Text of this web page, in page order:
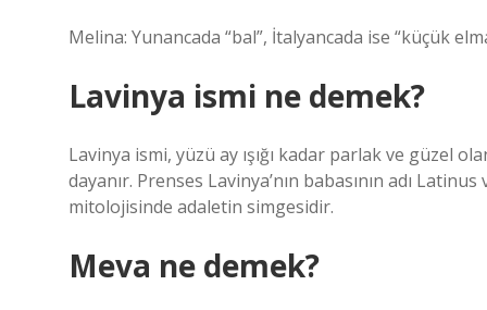
Melina: Yunancada “bal”, İtalyancada ise “küçük
Lavinya ismi ne demek?
Lavinya ismi, yüzü ay ışığı kadar parlak ve güzel
dayanır. Prenses Lavinya’nın babasının adı
mitolojisinde adaletin simgesidir.
Meva ne demek?